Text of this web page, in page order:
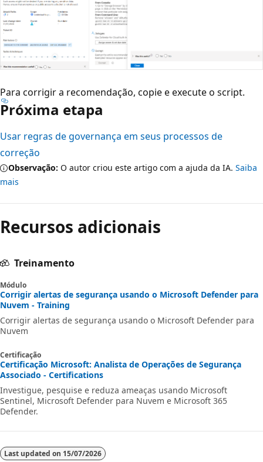
Para corrigir a recomendação, copie e execute o script.
Próxima etapa
Usar regras de governança em seus processos de
correção
Observação: O autor criou este artigo com a ajuda da IA. Saiba
mais
Recursos adicionais
Treinamento
Módulo
Corrigir alertas de segurança usando o Microsoft Defender para
Nuvem - Training
Corrigir alertas de segurança usando o Microsoft Defender para
Nuvem
Certificação
Certificação Microsoft: Analista de Operações de Segurança
Associado - Certifications
Investigue, pesquise e reduza ameaças usando Microsoft
Sentinel, Microsoft Defender para Nuvem e Microsoft 365
Defender.
Last updated on 15/07/2026